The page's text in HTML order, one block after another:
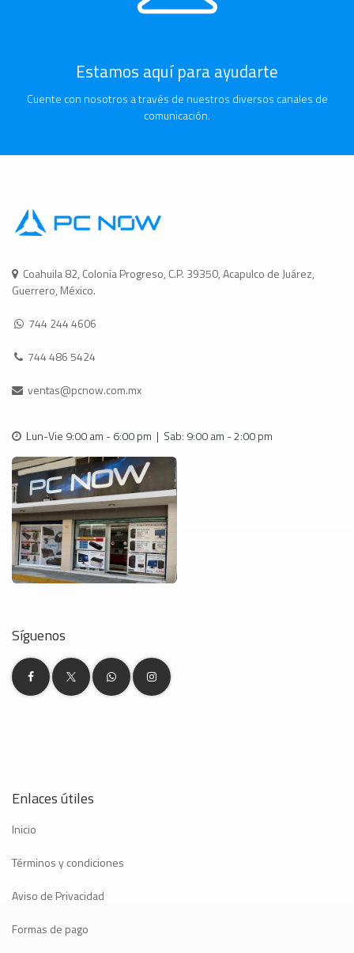
Estamos aquí para ayudarte
Cuente con nosotros a través de nuestros diversos canales de
comunicación.
Coahuila 82, Colonia Progreso, C.P. 39350, Acapulco de Juárez,
Guerrero, México.
744 244 4606
744 486 5424
ventas@pcnow.com.mx
Lun-Vie 9:00 am - 6:00 pm | Sab: 9:00 am - 2:00 pm
Síguenos
Enlaces útiles
Inicio
Términos y condiciones
Aviso de Privacidad
Formas de pago